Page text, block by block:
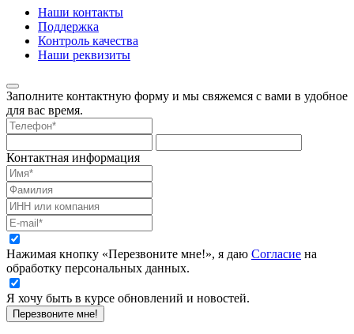
Наши контакты
Поддержка
Контроль качества
Наши реквизиты
Заполните контактную форму и мы свяжемся с вами в удобное
для вас время.
Контактная информация
Нажимая кнопку «Перезвоните мне!», я даю Согласие на
обработку персональных данных.
Я хочу быть в курсе обновлений и новостей.
Перезвоните мне!